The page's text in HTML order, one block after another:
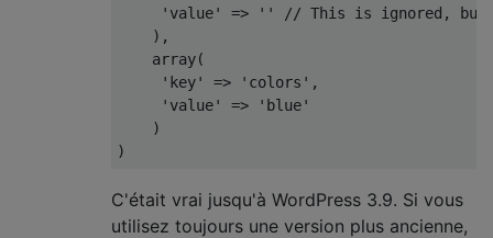
'value'
=> ''
// This is ignored, but
),
    array
(
'key'
=> 'colors' ,
'value'
=>
'blue'
)
)
C'était vrai jusqu'à WordPress 3.9. Si vous
utilisez toujours une version plus ancienne,